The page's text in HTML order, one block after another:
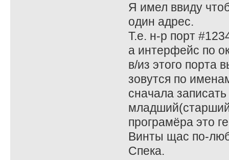
Я имел ввиду
один адрес.
Т.е. н-р порт
а интерфейс по
в/из этого порта
зовутся по
сначала
програмёра это
Винты щас по-
Спека.